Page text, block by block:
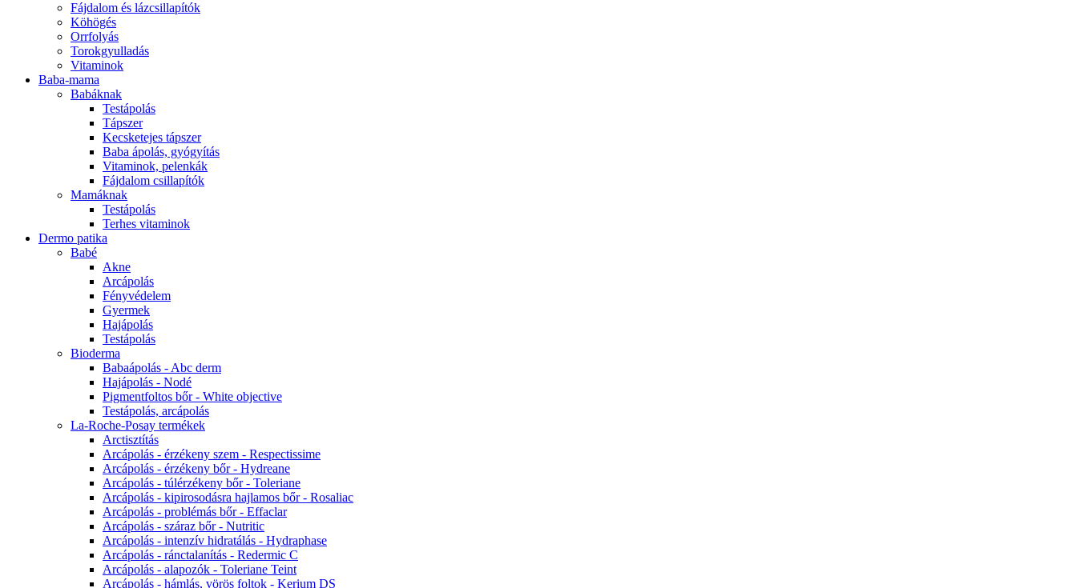
Fájdalom és lázcsillapítók
Köhögés
Orrfolyás
Torokgyulladás
Vitaminok
Baba-mama
Babáknak
Testápolás
Tápszer
Kecsketejes tápszer
Baba ápolás, gyógyítás
Vitaminok, pelenkák
Fájdalom csillapítók
Mamáknak
Testápolás
Terhes vitaminok
Dermo patika
Babé
Akne
Arcápolás
Fényvédelem
Gyermek
Hajápolás
Testápolás
Bioderma
Babaápolás - Abc derm
Hajápolás - Nodé
Pigmentfoltos bőr - White objective
Testápolás, arcápolás
La-Roche-Posay termékek
Arctisztítás
Arcápolás - érzékeny szem - Respectissime
Arcápolás - érzékeny bőr - Hydreane
Arcápolás - túlérzékeny bőr - Toleriane
Arcápolás - kipirosodásra hajlamos bőr - Rosaliac
Arcápolás - problémás bőr - Effaclar
Arcápolás - száraz bőr - Nutritic
Arcápolás - intenzív hidratálás - Hydraphase
Arcápolás - ránctalanítás - Redermic C
Arcápolás - alapozók - Toleriane Teint
Arcápolás - hámlás, vörös foltok - Kerium DS